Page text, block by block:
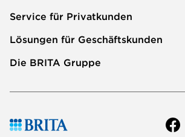
Service für Privatkunden
Lösungen für Geschäftskunden
Die BRITA Gruppe